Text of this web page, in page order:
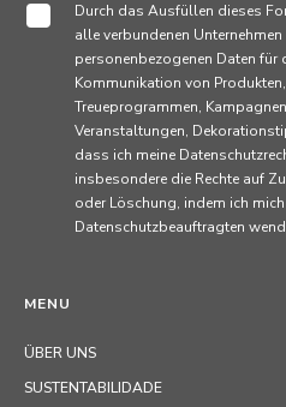
MENU
ÜBER UNS
SUSTENTABILIDADE
Durch das Ausfüllen dieses
alle verbundenen
personenbezogenen Daten für
Kommunikation von
Treueprogrammen,
Veranstaltungen,
dass ich meine
insbesondere die Rechte auf
oder Löschung, indem ich
Datenschutzbeauftragten